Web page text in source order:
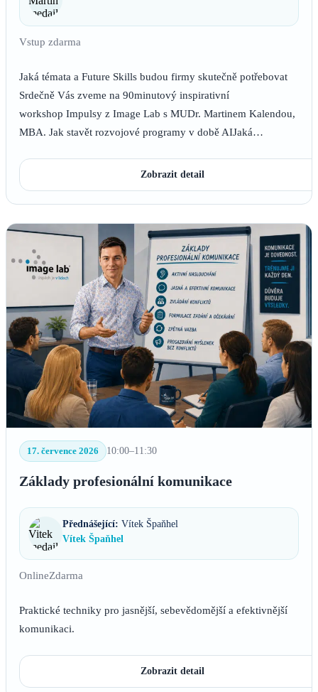
Vstup zdarma
Jaká témata a Future Skills budou firmy skutečně potřebovat
Srdečně Vás zveme na 90minutový inspirativní
workshop Impulsy z Image Lab s MUDr. Martinem Kalendou,
MBA. Jak stavět rozvojové programy v době AIJaká…
Zobrazit detail
17. července 2026 10:00–11:30
Základy profesionální komunikace
Přednášející: Vítek Špaňhel
Vítek Špaňhel
OnlineZdarma
Praktické techniky pro jasnější, sebevědomější a efektivnější
komunikaci.
Zobrazit detail